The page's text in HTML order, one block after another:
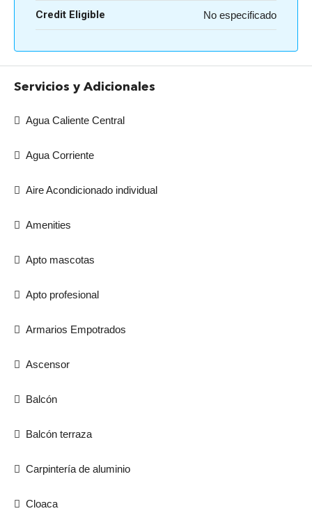
Credit Eligible No especificado
Servicios y Adicionales
Agua Caliente Central
Agua Corriente
Aire Acondicionado individual
Amenities
Apto mascotas
Apto profesional
Armarios Empotrados
Ascensor
Balcón
Balcón terraza
Carpintería de aluminio
Cloaca